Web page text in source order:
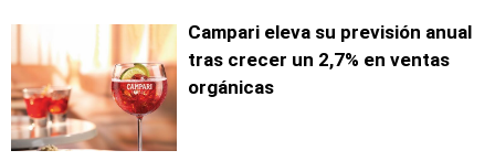
Campari eleva su previsión anual
tras crecer un 2,7% en ventas
orgánicas